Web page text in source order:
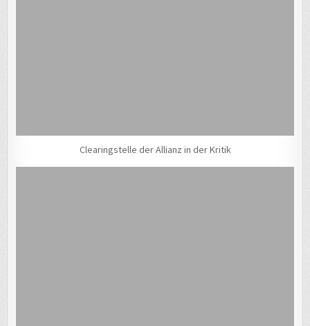
Clearingstelle der Allianz in der Kritik